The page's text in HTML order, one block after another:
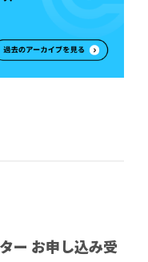
ー お申し込み受